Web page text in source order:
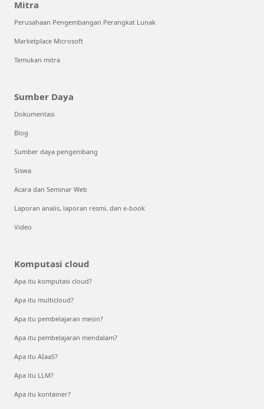
Mitra
Perusahaan Pengembangan Perangkat Lunak
Marketplace Microsoft
Temukan mitra
Sumber Daya
Dokumentasi
Blog
Sumber daya pengembang
Siswa
Acara dan Seminar Web
Laporan analis, laporan resmi, dan e-book
Video
Komputasi cloud
Apa itu komputasi cloud?
Apa itu multicloud?
Apa itu pembelajaran mesin?
Apa itu pembelajaran mendalam?
Apa itu AIaaS?
Apa itu LLM?
Apa itu kontainer?